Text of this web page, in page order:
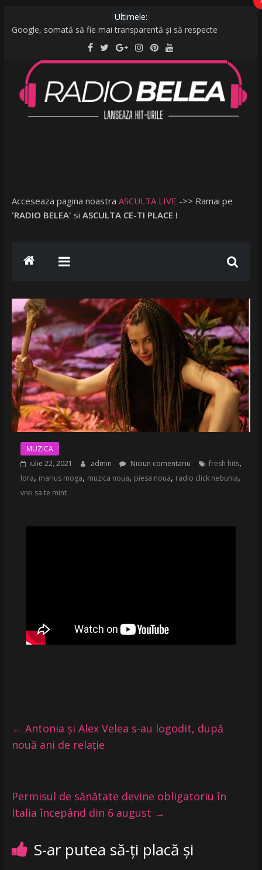
Ultimele:
Google, somată să fie mai transparentă și să respecte
legislația UE: Cum stabilește ordinea rezultatelor unei căutări?
De la caniculă la vijelii în câteva minute. O furtună puternică a
făcut ravagii în zeci de localități și în București
Raed Arafat: Nu cred că vorbim despre discriminare dacă se
limitează accesul celor nevaccinați în anumite locații
AMI – O Fată Obişnuită
Ce a postat Lambada, fosta soție a lui Tzancă Uraganu, la
Acceseaza pagina noastra ASCULTA LIVE ->> Ramai pe
'RADIO BELEA' si ASCULTA CE-TI PLACE !
MUZICA
iulie 22, 2021
admin Niciun comentariu fresh hits,
lora, marius moga, muzica noua, piesa noua, radio click nebunia,
vrei sa te mint
← Antonia și Alex Velea s-au logodit, după
nouă ani de relație
Permisul de sănătate devine obligatoriu în
Italia începând din 6 august →
S-ar putea să-ți placă și